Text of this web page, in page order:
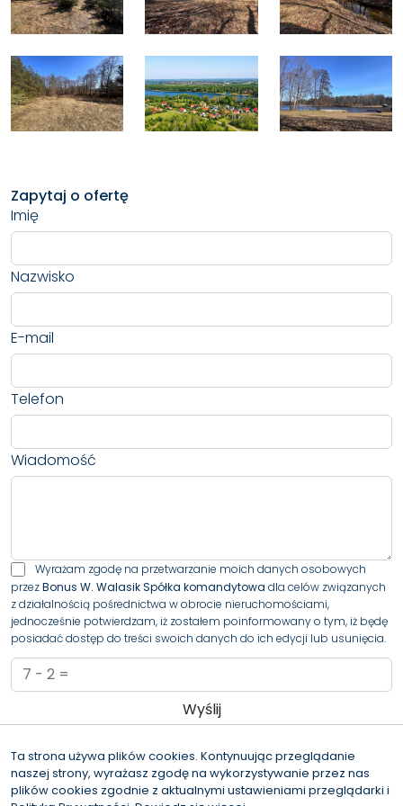
Zapytaj o ofertę
Imię
Nazwisko
E-mail
Telefon
Wiadomość
Wyrażam zgodę na przetwarzanie moich danych osobowych
przezBonus W. Walasik Spółka komandytowa dla celów związanych
z działalnością pośrednictwa w obrocie nieruchomościami,
jednocześnie potwierdzam, iż zostałem poinformowany o tym, iż będę
posiadać dostęp do treści swoich danych do ich edycji lub usunięcia.
komandytowa z siedzibą przy al. Bohaterów Warszawy 34/35, 70-340
Szczecin (“Administrator”), z którym można się skontaktować przez
adres iod@bonusnieruchomosci.pl.…czytaj więcej
Ta strona używa plików cookies. Kontynuując przeglądanie
naszej strony, wyrażasz zgodę na wykorzystywanie przez nas
plików cookies zgodnie z aktualnymi ustawieniami przeglądarki i